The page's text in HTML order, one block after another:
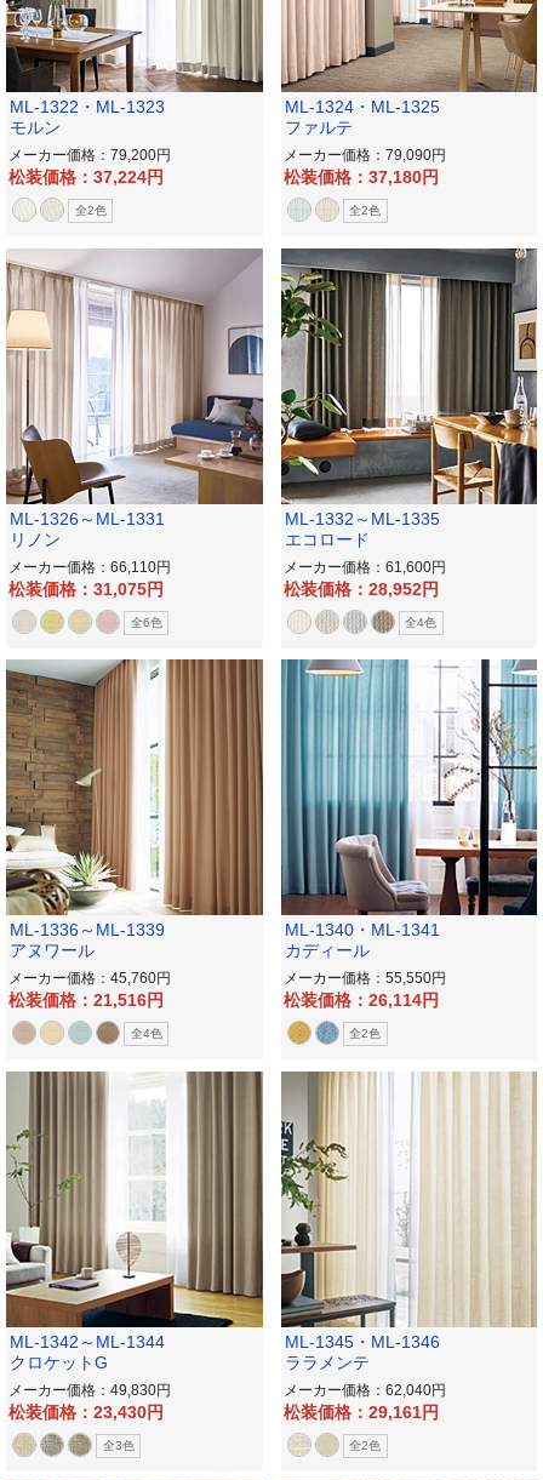
ML-1322・ML-1323
モルン
メーカー価格：79,200
松装価格：37,224
全2色
ML-1324・ML-1325
ファルテ
メーカー価格：79,090
松装価格：37,180
全2色
ML-1326～ML-1331
リノン
メーカー価格：66,110
松装価格：31,075
全6色
ML-1332～ML-1335
エコロード
メーカー価格：61,600
松装価格：28,952
全4色
ML-1336～ML-1339
アヌワール
メーカー価格：45,760
松装価格：21,516
全4色
ML-1340・ML-1341
カディール
メーカー価格：55,550
松装価格：26,114
全2色
ML-1342～ML-1344
クロケットG
メーカー価格：49,830
松装価格：23,430
全3色
ML-1345・ML-1346
ララメンテ
メーカー価格：62,040
松装価格：29,161
全2色